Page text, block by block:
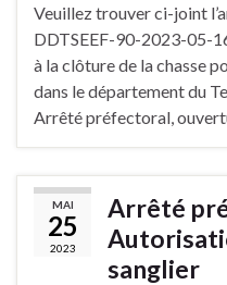
Veuillez trouver ci-joint
DDTSEEF-90-2023-05-
à la clôture de la chasse
dans le département du
Arrêté préfectoral,
MAI
25
2023
Arrêté
sanglier